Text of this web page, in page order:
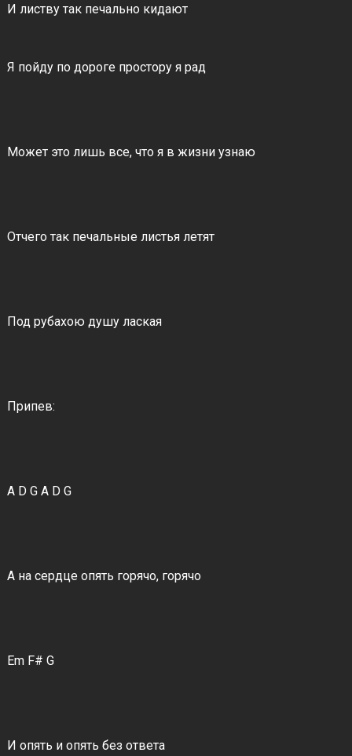
И листву так печально кидают
Я пойду по дороге простору я рад
Может это лишь все, что я в жизни узнаю
Отчего так печальные листья летят
Под рубахою душу лаская
Припев:
A D G A D G
А на сердце опять горячо, горячо
Em F# G
И опять и опять без ответа